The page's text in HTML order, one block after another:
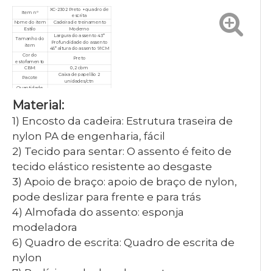
Item nº
XC-2302 Preto + quadro de
escrita
Nome do item Cadeira de treinamento
Estilo Moderno
Tamanho do
item
Largura do assento 43*
Profundidade do assento
45* altura do assento 91CM
Cor do
estofamento
Preto
CBM:
0,2 cbm
Pacote
Caixa de papelão 2
unidades/ctn
Quantidade
Garantia
Serviço Personalizado, pós-venda
Material:
1) Encosto da cadeira: Estrutura traseira de
nylon PA de engenharia, fácil
2) Tecido para sentar: O assento é feito de
tecido elástico resistente ao desgaste
3) Apoio de braço: apoio de braço de nylon,
pode deslizar para frente e para trás
4) Almofada do assento: esponja
modeladora
6) Quadro de escrita: Quadro de escrita de
nylon